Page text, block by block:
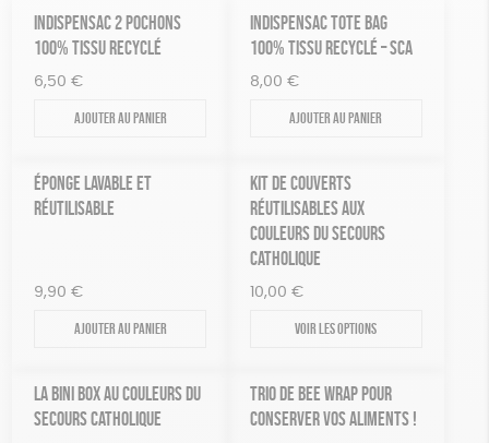
PAPETERIE
ZÉRO DÉCHET
Biodégradable FSC
Fabrication artisanale Oeko-Tex
INDISPENSAC 2 POCHONS
100% TISSU RECYCLÉ
6,50 €
Ajouter au panier
INDISPENSAC TOTE BAG
100% TISSU RECYCLÉ – SCA
8,00 €
Ajouter au panier
ÉPONGE LAVABLE ET
RÉUTILISABLE
9,90 €
Ajouter au panier
KIT DE COUVERTS
RÉUTILISABLES AUX
COULEURS DU SECOURS
CATHOLIQUE
10,00 €
Voir les options
LA BINI BOX AU COULEURS DU
SECOURS CATHOLIQUE
TRIO DE BEE WRAP POUR
CONSERVER VOS ALIMENTS !